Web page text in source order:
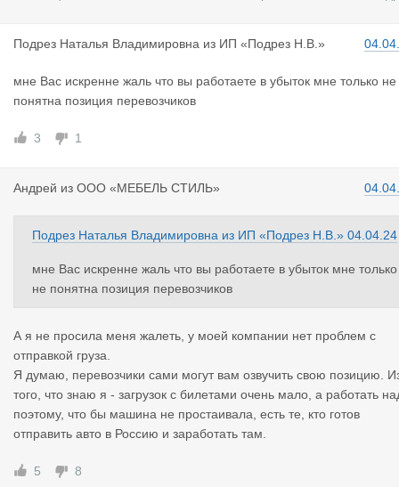
Подрез Наталья Владимировна из ИП «Подрез Н.В.»
мне Вас искренне жаль что вы работаете в убыток мне только не
понятна позиция перевозчиков
3 1
Андрей из ООО «МЕБЕЛЬ СТИЛЬ»
Подрез Наталья Владимировна из ИП «Подрез Н.В.» 04.04.24
мне Вас искренне жаль что вы работаете в убыток мне только
не понятна позиция перевозчиков
А я не просила меня жалеть, у моей компании нет проблем с
отправкой груза.
Я думаю, перевозчики сами могут вам озвучить свою позицию.
того, что знаю я - загрузок с билетами очень мало, а работать
поэтому, что бы машина не простаивала, есть те, кто готов
отправить авто в Россию и заработать там.
5 8